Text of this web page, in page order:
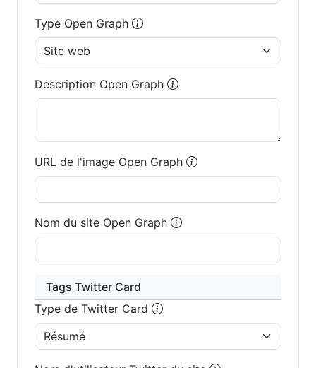
Type Open Graph
Description Open Graph
URL de l'image Open Graph
Nom du site Open Graph
Tags Twitter Card
Type de Twitter Card